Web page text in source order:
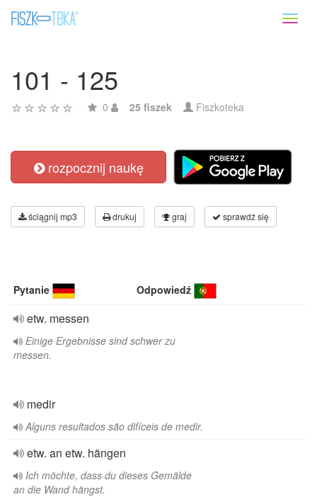
101 - 125
0 25 fiszek Fiszkoteka
rozpocznij naukę
ściągnij mp3 drukuj graj sprawdź się
Pytanie Odpowiedź
etw. messen
Einige Ergebnisse sind schwer zu
messen.
medir
Alguns resultados são difíceis de medir.
etw. an etw. hängen
Ich möchte, dass du dieses Gemälde
an die Wand hängst.